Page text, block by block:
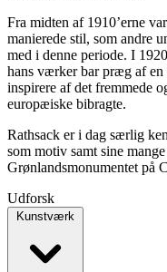
Fra midten af 1910’erne
manierede stil, som andre
med i denne periode. I
hans værker bar præg af
inspirere af det fremmede
europæiske bibragte.
Rathsack er i dag særlig
som motiv samt sine
Grønlandsmonumentet på
Udforsk